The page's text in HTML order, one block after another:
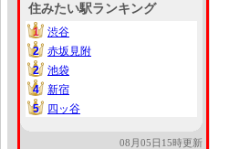
住みたい駅ランキング
1
1
渋谷
2
2
赤坂見附
2
2
池袋
4
4
新宿
5
5 四ッ谷
08月05日15時更新